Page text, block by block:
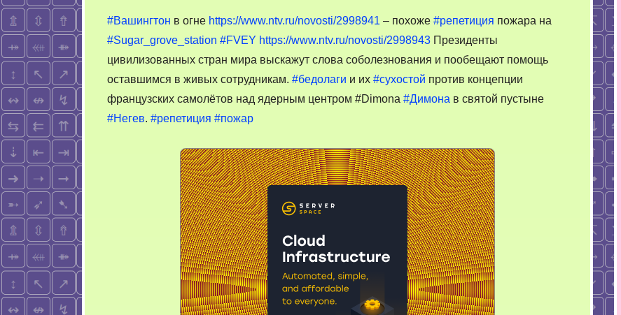
пожара
на
Sugar
grove
station
#Вашингтон в огне https://www.ntv.ru/novosti/2998941 – похоже #репетиция пожара на
#Sugar_grove_station #FVEY https://www.ntv.ru/novosti/2998943 Президенты
цивилизованных стран мира выскажут слова соболезнования и пообещают помощь
оставшимся в живых сотрудникам. #бедолаги и их #сухостой против концепции
французских самолётов над ядерным центром #Dimona #Димона в святой пустыне
#Негев. #репетиция #пожар